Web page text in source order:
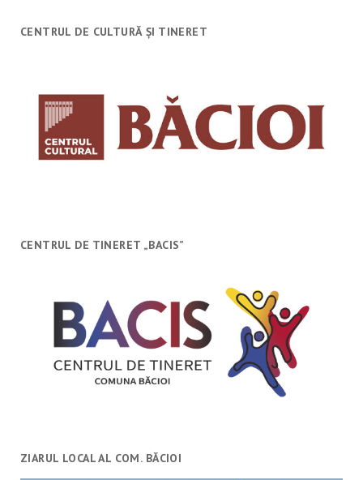
CENTRUL DE CULTURĂ ȘI TINERET
CENTRUL DE TINERET „BACIS”
ZIARUL LOCAL AL COM. BĂCIOI